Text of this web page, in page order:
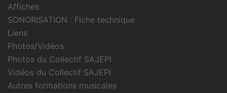
Affiches
SONORISATION : Fiche technique
Liens
Photos/Vidéos
Photos du Collectif SAJEPI
Vidéos du Collectif SAJEPI
Autres formations musicales